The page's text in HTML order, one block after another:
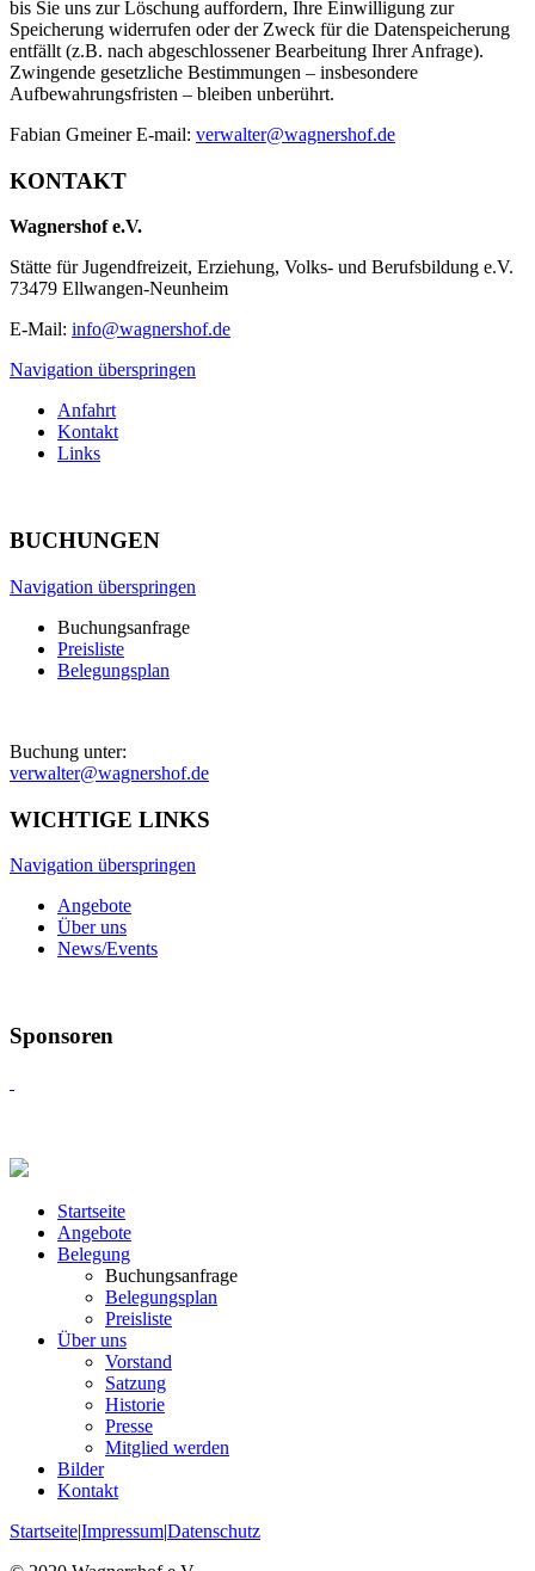
bis Sie uns zur Löschung auffordern, Ihre Einwilligung zur
Speicherung widerrufen oder der Zweck für die Datenspeicherung
entfällt (z.B. nach abgeschlossener Bearbeitung Ihrer Anfrage).
Zwingende gesetzliche Bestimmungen – insbesondere
Aufbewahrungsfristen – bleiben unberührt.
Fabian Gmeiner E-mail: verwalter@wagnershof.de
KONTAKT
Wagnershof e.V.
Stätte für Jugendfreizeit, Erziehung, Volks- und Berufsbildung e.V.
73479 Ellwangen-Neunheim
E-Mail: info@wagnershof.de
Navigation überspringen
Anfahrt
Kontakt
Links
BUCHUNGEN
Navigation überspringen
Buchungsanfrage
Preisliste
Belegungsplan
Buchung unter:
verwalter@wagnershof.de
WICHTIGE LINKS
Navigation überspringen
Angebote
Über uns
News/Events
Sponsoren
Startseite
Angebote
Belegung
Buchungsanfrage
Belegungsplan
Preisliste
Über uns
Vorstand
Satzung
Historie
Presse
Mitglied werden
Bilder
Kontakt
Startseite|Impressum|Datenschutz